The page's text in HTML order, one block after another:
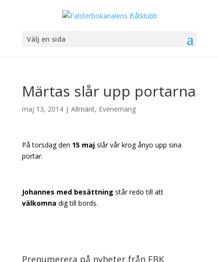
Välj en sida
Märtas slår upp portarna
maj 13, 2014| Allmänt, Evenemang
På torsdag den 15 majslår vår krog ånyo upp sina
portar.
Johannes med besättning står redo till att
välkomna dig till bords.
Prenumerera på nyheter från FBK